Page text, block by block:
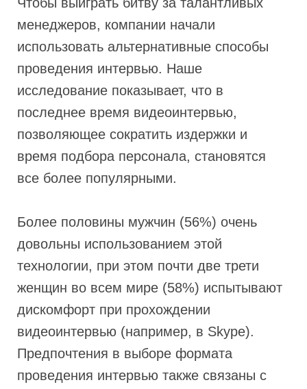
менеджеров, компании начали
использовать альтернативные способы
проведения интервью. Наше
исследование показывает, что в
последнее время видеоинтервью,
позволяющее сократить издержки и
время подбора персонала, становятся
все более популярными.
Более половины мужчин (56%) очень
довольны использованием этой
технологии, при этом почти две трети
женщин во всем мире (58%) испытывают
дискомфорт при прохождении
видеоинтервью (например, в Skype).
Предпочтения в выборе формата
проведения интервью также связаны с